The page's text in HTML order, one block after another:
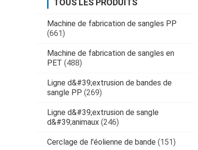
Machine de fabrication de sangles PP
(661)
Machine de fabrication de sangles en
PET (488)
Ligne d&#39;extrusion de bandes de
sangle PP (269)
Ligne d&#39;extrusion de sangle
d&#39;animaux (246)
Cerclage de l'éolienne de bande (151)